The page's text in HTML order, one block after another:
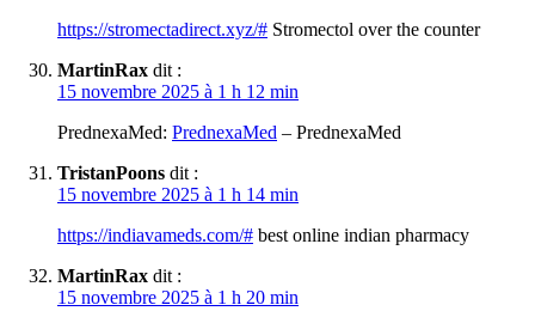
https://stromectadirect.xyz/# Stromectol over the counter
MartinRax dit :
15 novembre 2025 à 1 h 12 min
PrednexaMed: PrednexaMed – PrednexaMed
TristanPoons dit :
15 novembre 2025 à 1 h 14 min
https://indiavameds.com/# best online indian pharmacy
MartinRax dit :
15 novembre 2025 à 1 h 20 min